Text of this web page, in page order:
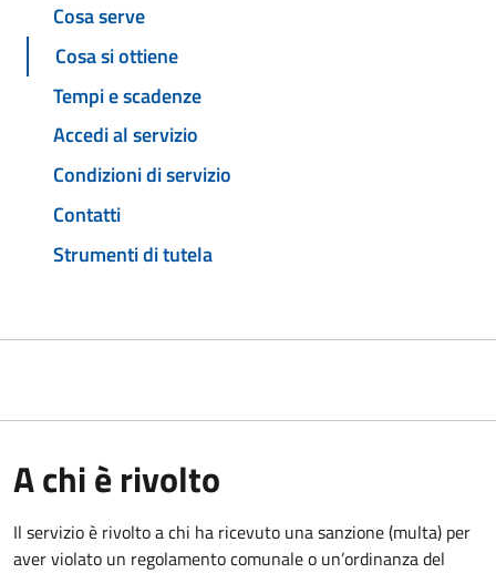
Cosa serve
Cosa si ottiene
Tempi e scadenze
Accedi al servizio
Condizioni di servizio
Contatti
Strumenti di tutela
A chi è rivolto
Il servizio è rivolto a chi ha ricevuto una sanzione (multa) per
aver violato un regolamento comunale o un’ordinanza del